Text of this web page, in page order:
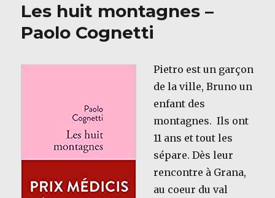
Les huit montagnes –
Paolo Cognetti
Pietro est un garçon
de la ville, Bruno un
enfant des
montagnes. Ils ont
11 ans et tout les
sépare. Dès leur
rencontre à Grana,
au coeur du val